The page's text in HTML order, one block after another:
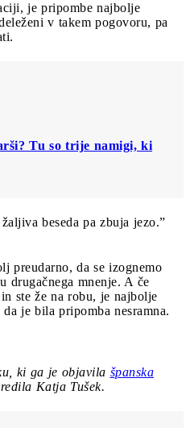
je pripombe najbolje
v takem pogovoru, pa
Tu so trije namigi, ki
beseda pa zbuja jezo.”
preudarno, da se izognemo
drugačnega mnenje. A če
ste že na robu, je najbolje
je bila pripomba nesramna.
ki ga je objavila španska
Katja Tušek.